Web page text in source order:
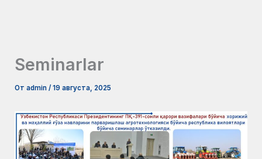
Seminarlar
От admin / 19 августа, 2025